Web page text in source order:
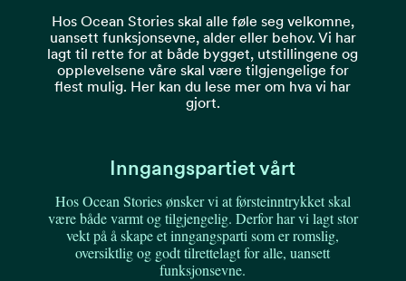
Hos Ocean Stories skal alle føle seg velkomne,
uansett funksjonsevne, alder eller behov. Vi har
lagt til rette for at både bygget, utstillingene og
opplevelsene våre skal være tilgjengelige for
flest mulig. Her kan du lese mer om hva vi har
gjort.
Inngangspartiet vårt
Hos Ocean Stories ønsker vi at førsteinntrykket skal
være både varmt og tilgjengelig. Derfor har vi lagt stor
vekt på å skape et inngangsparti som er romslig,
oversiktlig og godt tilrettelagt for alle, uansett
funksjonsevne.